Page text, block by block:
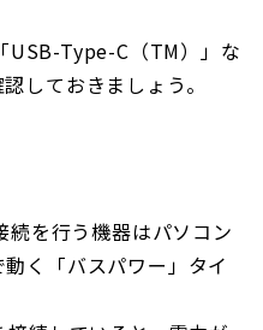
USB-Type-C（TM）」な
しておきましょう。
を行う機器はパソコン
く「バスパワー」タイ